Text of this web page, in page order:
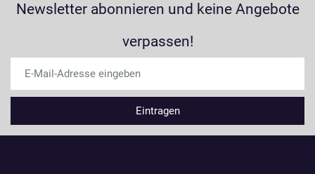
Newsletter abonnieren und keine Angebote
verpassen!